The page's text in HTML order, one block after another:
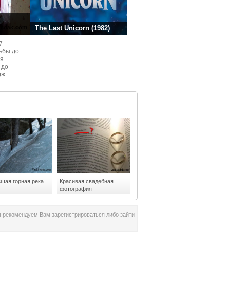
до
The Last Unicorn (1982)
горная река
Красивая свадебная
фотография
Вам зарегистрироваться либо зайти